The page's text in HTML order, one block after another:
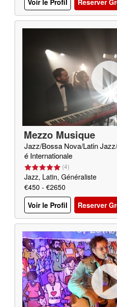
Voir le Profil
Reserver
Mezzo Musique
Jazz/Bossa Nova/Latin
é Internationale
(4)
Jazz, Latin, Généraliste
€450 - €2650
Voir le Profil
Reserver